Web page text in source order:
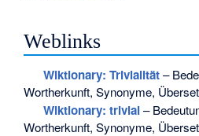
Weblinks
Wiktionary: Trivialität–
Wortherkunft, Synonyme,
Wiktionary: trivial–
Wortherkunft, Synonyme,